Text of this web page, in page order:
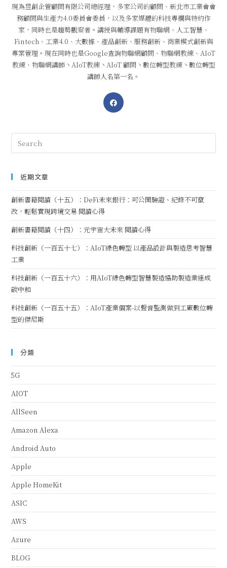
現為昱創企管顧問有限公司總經理，多家公司的顧問、新北市工業會會
務顧問與生產力4.0委員會委員，以及多家媒體的科技專欄與特約作
家，同時也是趨勢觀察者。講授與輔導課題有物聯網、人工智慧、
Fintech、工業4.0、大數據、產品創新、服務創新、商業模式創新與
專案管理。現在同時也是Google查詢物聯網顧問、物聯網教練、AIoT
教練、物聯網講師丶AIoT教練丶AIoT 顧問丶數位轉型教練丶數位轉型
講師人名第一名。
近期文章
創新書籍閱讀（十五）：DeFi未來銀行：可公開驗證、紀錄不可竄
改，輕鬆實現跨境交易 閱讀心得
創新書籍閱讀（十四）：元宇宙大未來 閱讀心得
科技創新（一百五十七）：AIoT綠色轉型 以產品設計與製造思考智慧
工業
科技創新（一百五十六）：用AIoT綠色轉型智慧製造協助製造業達成
碳中和
科技創新（一百五十五）：AIoT產業個案-以聲音監測做到工廠數位轉
型的傑尼斯
分類
5G
AIOT
AllSeen
Amazon Alexa
Android Auto
Apple
Apple HomeKit
ASIC
AWS
Azure
BLOG